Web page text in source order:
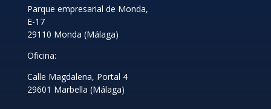
Parque empresarial de Monda,
E-17
29110 Monda (Málaga)
Oficina:
Calle Magdalena, Portal 4
29601 Marbella (Málaga)